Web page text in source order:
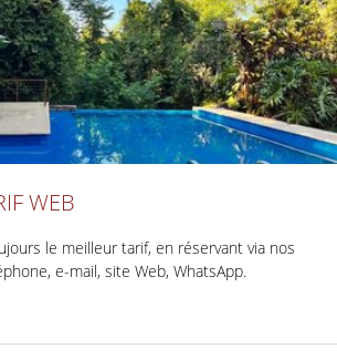
WEB
le meilleur tarif, en réservant via nos
e-mail, site Web, WhatsApp.